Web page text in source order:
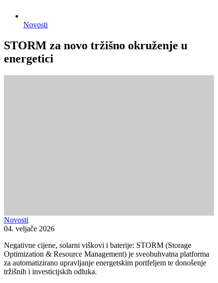
Novosti
STORM za novo tržišno okruženje u
energetici
Novosti
04. veljače 2026
Negativne cijene, solarni viškovi i baterije: STORM (Storage
Optimization & Resource Management) je sveobuhvatna platforma
za automatizirano upravljanje energetskim portfeljem te donošenje
tržišnih i investicijskih odluka.